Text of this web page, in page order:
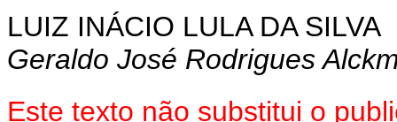
LUIZ INÁCIO LULA DA SILVA
Geraldo José Rodrigues
Este texto não substitui o